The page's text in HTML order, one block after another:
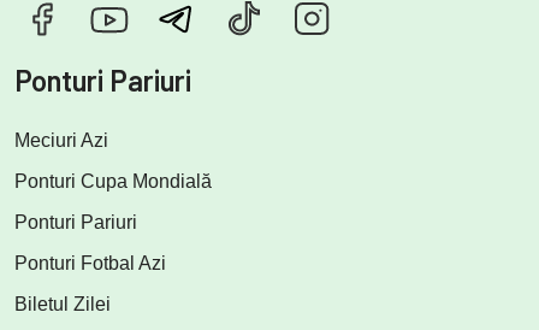
Ponturi Pariuri
Meciuri Azi
Ponturi Cupa Mondială
Ponturi Pariuri
Ponturi Fotbal Azi
Biletul Zilei